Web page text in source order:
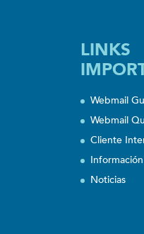
LINKS
Webmail
Webmail
Cliente
Noticias